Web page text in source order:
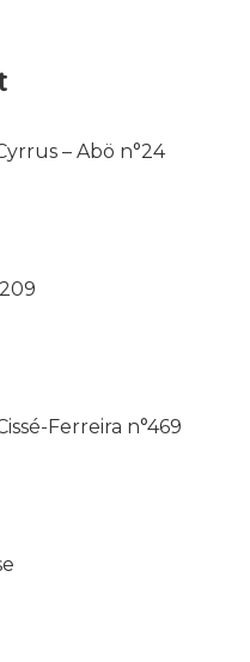
– Abö n°24
Ferreira n°469